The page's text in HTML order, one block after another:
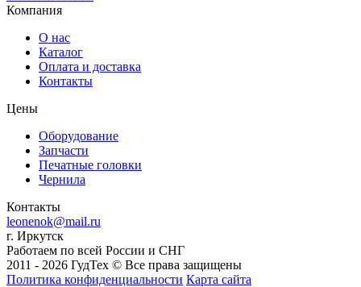
Компания
О нас
Каталог
Оплата и доставка
Контакты
Цены
Оборудование
Запчасти
Печатные головки
Чернила
Контакты
leonenok@mail.ru
г. Иркутск
Работаем по всей России и СНГ
2011 - 2026 ГудТех © Все права защищены
Политика конфиденциальности Карта сайта